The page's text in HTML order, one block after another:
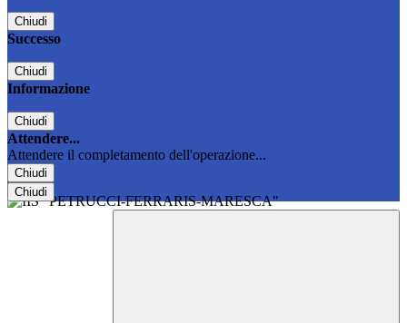
Chiudi
Successo
Chiudi
Informazione
Chiudi
Attendere...
Attendere il completamento dell'operazione...
Chiudi
Chiudi